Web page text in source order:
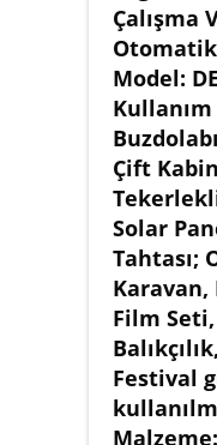
Çalışma
Model:
Çift
Solar
Tahtası;
Karavan,
Film
Festival